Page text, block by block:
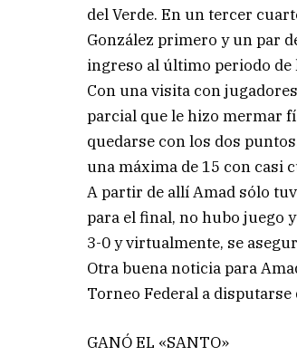
del Verde. En un tercer
González primero y un par
ingreso al último periodo
Con una visita con
parcial que le hizo mermar
quedarse con los dos
una máxima de 15 con casi
A partir de allí Amad sólo
para el final, no hubo juego
3-0 y virtualmente, se
Otra buena noticia para
Torneo Federal a
GANÓ EL «SANTO»